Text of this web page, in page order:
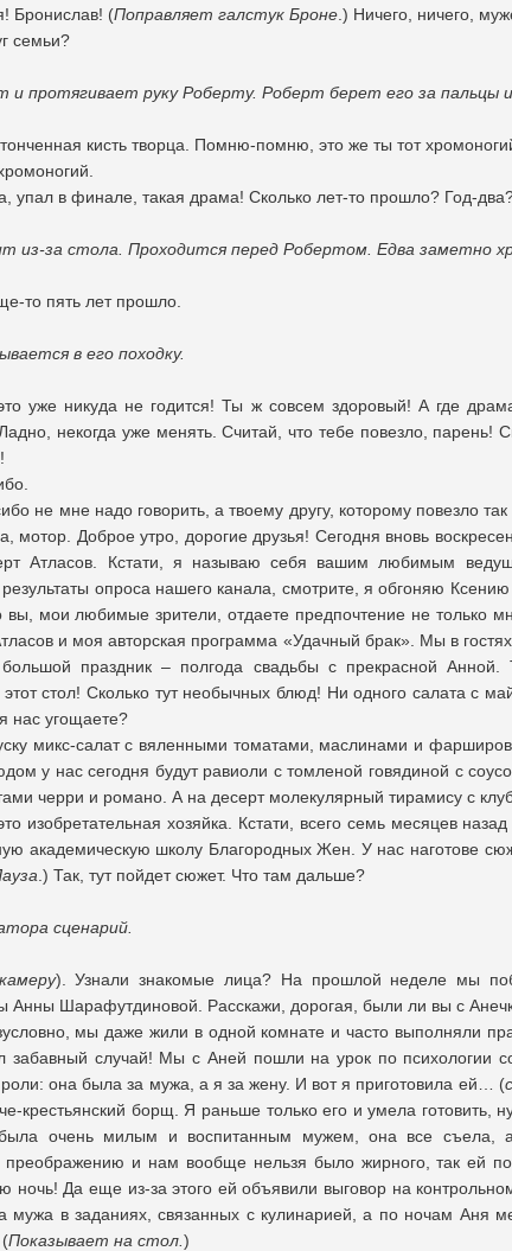
Бронислав! (Поправляет галстук Броне .) Ничего, ничего,
семьи?
и протягивает руку Роберту. Роберт берет его за пальцы
кисть творца. Помню-помню, это же ты тот
упал в финале, такая драма! Сколько лет-то прошло? Год-
из-за стола. Проходится перед Робертом. Едва заметно
то пять лет прошло.
в его походку.
уже никуда не годится! Ты ж совсем здоровый! А где
некогда уже менять. Считай, что тебе повезло, парень!
не мне надо говорить, а твоему другу, которому повезло
мотор. Доброе утро, дорогие друзья! Сегодня вновь
Атласов. Кстати, я называю себя вашим любимым
опроса нашего канала, смотрите, я обгоняю
вы, мои любимые зрители, отдаете предпочтение не только
и моя авторская программа «Удачный брак». Мы в
большой праздник – полгода свадьбы с прекрасной Анной.
этот стол! Сколько тут необычных блюд! Ни одного салата с
нас угощаете?
микс-салат с вяленными томатами, маслинами и
у нас сегодня будут равиоли с томленой говядиной с
черри и романо. А на десерт молекулярный тирамису с
изобретательная хозяйка. Кстати, всего семь месяцев
академическую школу Благородных Жен. У нас наготове
.) Так, тут пойдет сюжет. Что там дальше?
сценарий.
). Узнали знакомые лица? На прошлой неделе мы
Анны Шарафутдиновой. Расскажи, дорогая, были ли вы с
мы даже жили в одной комнате и часто выполняли
забавный случай! Мы с Аней пошли на урок по психологии
роли: она была за мужа, а я за жену. И вот я приготовила ей… (
крестьянский борщ. Я раньше только его и умела готовить,
очень милым и воспитанным мужем, она все съела,
преображению и нам вообще нельзя было жирного, так ей
ночь! Да еще из-за этого ей объявили выговор на
мужа в заданиях, связанных с кулинарией, а по ночам Аня
Показывает на стол. )